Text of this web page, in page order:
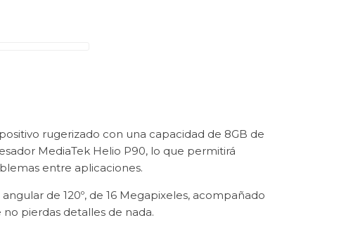
rugerizado con una capacidad de 8GB de
MediaTek Helio P90, lo que permitirá
entre aplicaciones.
de 120º, de 16 Megapixeles, acompañado
pierdas detalles de nada.